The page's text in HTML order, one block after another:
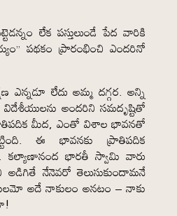
లేక పస్తులుండే పేద వారికి
పథకం ప్రారంభించి ఎందరినో
ఎన్నడూ లేదు అమ్మ దగ్గర. అన్ని
అందరిని సమదృష్టితో
మీద, ఎంతో విశాల భావనతో
ఈ భావనకు ప్రాతిపదిక
కల్యాణానంద భారతీ స్వామి వారు
అడిగితే నేనెవరో తెలుసుకుందామనే
అదే నాకులం అనటం – నాకు